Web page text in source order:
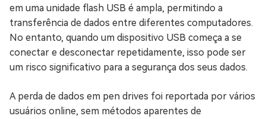
em uma unidade flash USB é ampla, permitindo a
transferência de dados entre diferentes computadores.
No entanto, quando um dispositivo USB começa a se
conectar e desconectar repetidamente, isso pode ser
um risco significativo para a segurança dos seus dados.
A perda de dados em pen drives foi reportada por vários
usuários online, sem métodos aparentes de